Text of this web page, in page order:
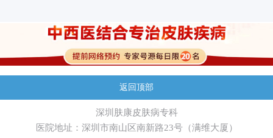
返回顶部
深圳肤康皮肤病专科
医院地址：深圳市南山区南新路23号（满维大厦）